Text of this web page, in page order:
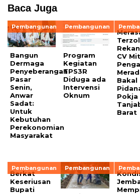
Baca Juga
Pembangunan
Bangun
Dermaga
Penyeberangan
Pasar
Senin,
Anwar
Sadat:
Untuk
Kebutuhan
Perekonomian
Masyarakat
Pembangunan
Program
Kegiatan
TPS3R
Diduga ada
Intervensi
Oknum
CV
Bakal
Pokja
Barat
Pembangunan
Berkat
Keseriusan
Bupati
Pembangunan